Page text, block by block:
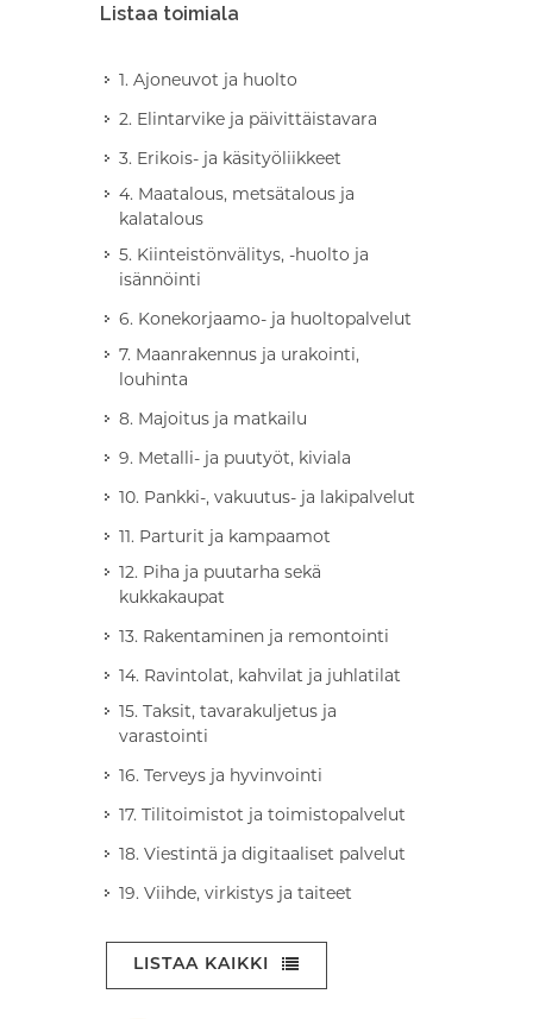
Listaa toimiala
1. Ajoneuvot ja huolto
2. Elintarvike ja päivittäistavara
3. Erikois- ja käsityöliikkeet
4. Maatalous, metsätalous ja
kalatalous
5. Kiinteistönvälitys, -huolto ja
isännöinti
6. Konekorjaamo- ja huoltopalvelut
7. Maanrakennus ja urakointi,
louhinta
8. Majoitus ja matkailu
9. Metalli- ja puutyöt, kiviala
10. Pankki-, vakuutus- ja lakipalvelut
11. Parturit ja kampaamot
12. Piha ja puutarha sekä
kukkakaupat
13. Rakentaminen ja remontointi
14. Ravintolat, kahvilat ja juhlatilat
15. Taksit, tavarakuljetus ja
varastointi
16. Terveys ja hyvinvointi
17. Tilitoimistot ja toimistopalvelut
18. Viestintä ja digitaaliset palvelut
19. Viihde, virkistys ja taiteet
LISTAA KAIKKI